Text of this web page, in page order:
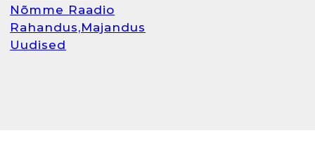
Nõmme Raadio
Rahandus,Majandus
Uudised